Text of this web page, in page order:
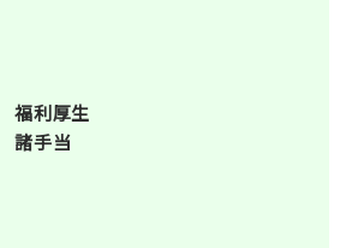
福利厚生
諸手当